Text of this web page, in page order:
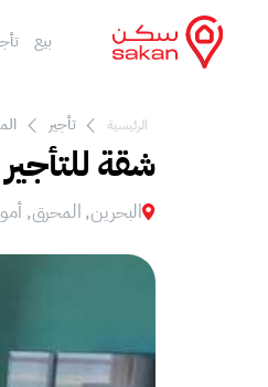
بيع
الرئيسية تأجير
شقة
البحرين, المحرق,